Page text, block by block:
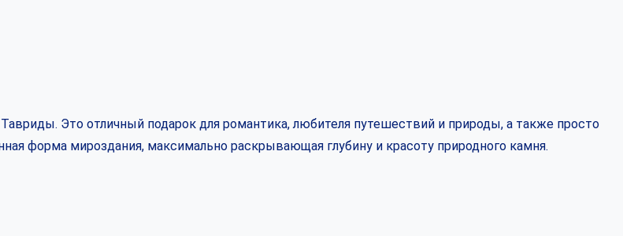
Это отличный подарок для романтика, любителя путешествий и природы, а также просто
форма мироздания, максимально раскрывающая глубину и красоту природного камня.